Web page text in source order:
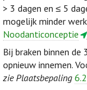
> 3 dagen en ≤ 5
mogelijk minder
Noodanticonceptie
Bij braken binnen
opnieuw innemen.
zie Plaatsbepaling